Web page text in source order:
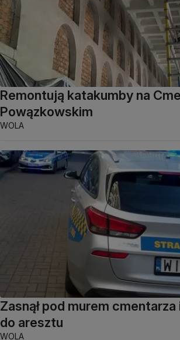
Remontują katakumby na
Powązkowskim
WOLA
Zasnął pod murem cmentarza
do aresztu
WOLA